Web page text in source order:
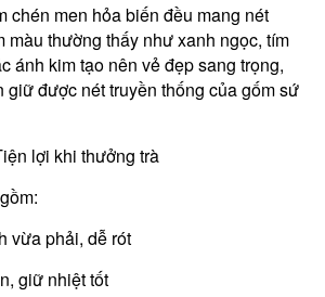
chén men hỏa biến đều mang nét
màu thường thấy như xanh ngọc, tím
ánh kim tạo nên vẻ đẹp sang trọng,
giữ được nét truyền thống của gốm sứ
lợi khi thưởng trà
vừa phải, dễ rót
giữ nhiệt tốt